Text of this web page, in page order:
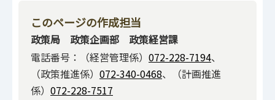
このページの作成担当
政策局 政策企画部 政策経営課
電話番号：（経営管理係） 072-228-7194、
（政策推進係） 072-340-0468、（計画推進
係） 072-228-7517